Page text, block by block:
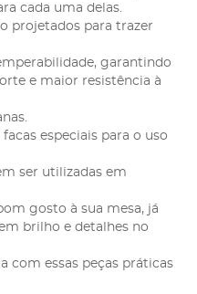
cada uma delas.
projetados para trazer
garantindo
e maior resistência à
especiais para o uso
ser utilizadas em
gosto à sua mesa, já
brilho e detalhes no
com essas peças práticas